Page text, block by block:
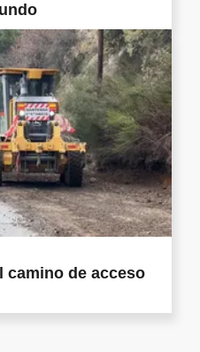
camino de acceso